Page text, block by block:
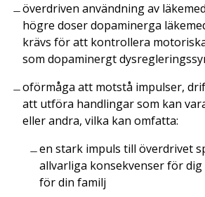
överdriven användning av
högre doser dopaminerga
krävs för att kontrollera
som dopaminergt
oförmåga att motstå impulser,
att utföra handlingar som kan
eller andra, vilka kan omfatta:
en stark impuls till överdrivet
allvarliga konsekvenser för
för din familj